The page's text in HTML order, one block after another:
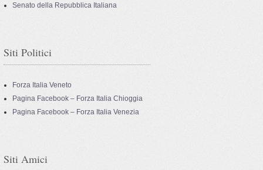
Senato della Repubblica Italiana
Siti Politici
Forza Italia Veneto
Pagina Facebook – Forza Italia Chioggia
Pagina Facebook – Forza Italia Venezia
Siti Amici